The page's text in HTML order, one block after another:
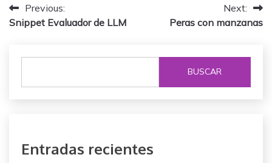
N
a
Previous:
Snippet Evaluador de LLM
Next:
Peras con manzanas
BUSCAR
Entradas recientes